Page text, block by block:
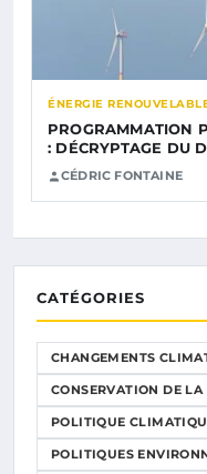
ÉNERGIE
PROGRAMMATION
: DÉCRYPTAGE DU
CÉDRIC FONTAINE
CATÉGORIES
CHANGEMENTS
CONSERVATION DE
POLITIQUE
POLITIQUES